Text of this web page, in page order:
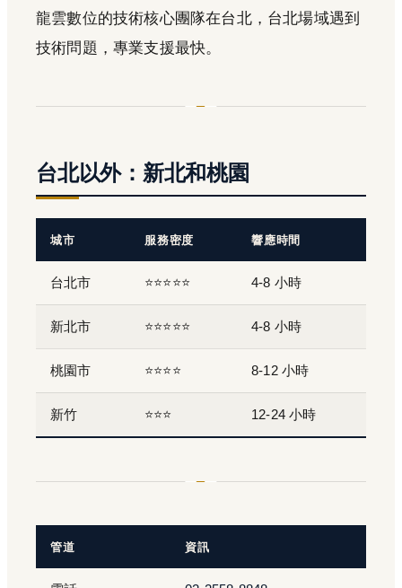
龍雲數位的技術核心團隊在台北，台北場域遇到
技術問題，專業支援最快。
台北以外：新北和桃園
城市 服務密度 響應時間
台北市 ⭐⭐⭐⭐⭐ 4-8 小時
新北市 ⭐⭐⭐⭐⭐ 4-8 小時
桃園市 ⭐⭐⭐⭐ 8-12 小時
新竹 ⭐⭐⭐ 12-24 小時
管道 資訊